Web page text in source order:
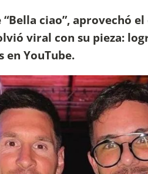
ciao”, aprovechó
viral con su pieza:
en YouTube.